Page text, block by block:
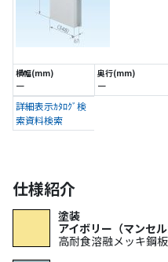
ー ー
詳細表示ｶﾀﾛｸﾞ検
索資料検索
仕様紹介
塗装
アイボリー（マンセル
高耐食溶融メッキ鋼